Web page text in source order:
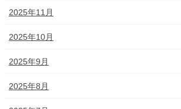
2025年11月
2025年10月
2025年9月
2025年8月